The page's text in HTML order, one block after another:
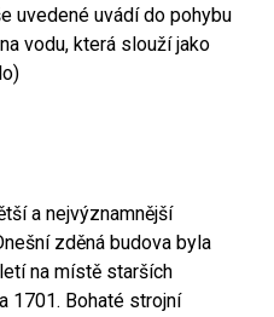
uvedené uvádí do pohybu
vodu, která slouží jako
a nejvýznamnější
zděná budova byla
na místě starších
1701. Bohaté strojní